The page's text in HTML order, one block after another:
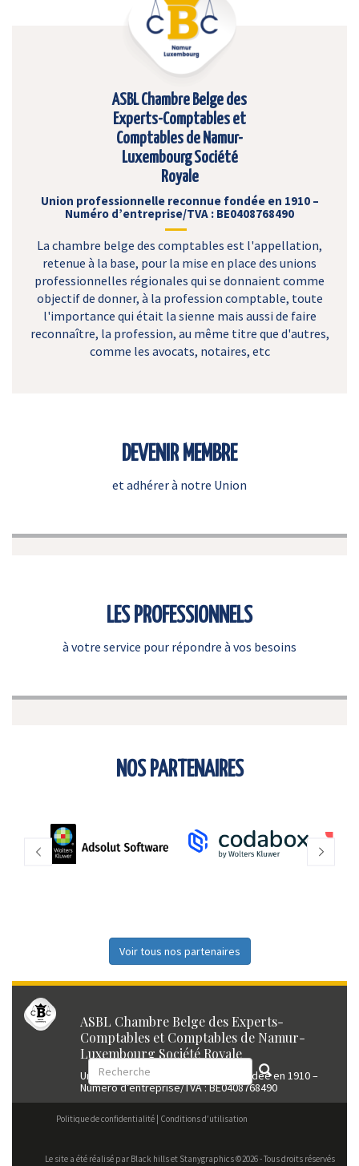
ASBL Chambre Belge des
Experts-Comptables et
Comptables de Namur-
Luxembourg Société
Royale
Union professionnelle reconnue fondée en 1910 –
Numéro d’entreprise/TVA : BE0408768490
La chambre belge des comptables est l'appellation,
retenue à la base, pour la mise en place des unions
professionnelles régionales qui se donnaient comme
objectif de donner, à la profession comptable, toute
l'importance qui était la sienne mais aussi de faire
reconnaître, la profession, au même titre que d'autres,
comme les avocats, notaires, etc
DEVENIR MEMBRE
et adhérer à notre Union
LES PROFESSIONNELS
à votre service pour répondre à vos besoins
NOS PARTENAIRES
Voir tous nos partenaires
ASBL Chambre Belge des Experts-
Comptables et Comptables de Namur-
Luxembourg Société Royale
Union professionnelle reconnue fondée en 1910 –
Numéro d’entreprise/TVA : BE0408768490
Politique de confidentialité Conditions d’utilisation
Le site a été réalisé par Black hillset Stanygraphics ©2026 - Tous droits réservés